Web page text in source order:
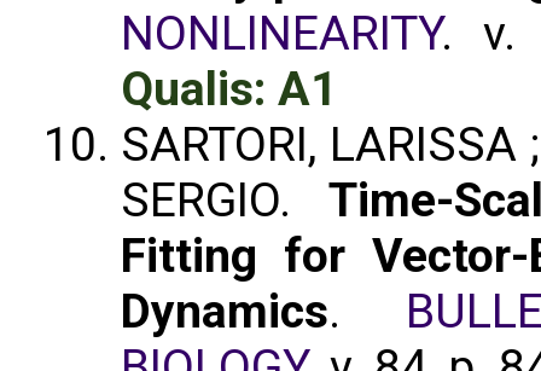
NONLINEARITY. v.
Qualis: A1
SARTORI, LARISSA
SERGIO. Time-
Fitting for Vector-
Dynamics.